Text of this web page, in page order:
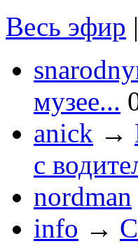
Весь эфир |
музее...
anick →
с
nordman
info →